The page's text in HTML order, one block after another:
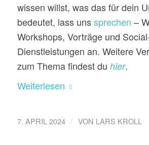
wissen willst, was das für dein
bedeutet, lass unssprechen –
Workshops, Vorträge und
Dienstleistungen an. Weitere
zum Thema findest du hier.
Weiterlesen
7. APRIL 2024 / VON LARS KROLL